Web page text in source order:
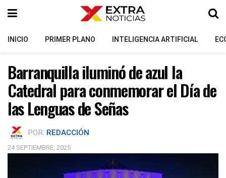
INICIO PRIMER PLANO INTELIGENCIA ARTIFICIAL
Barranquilla iluminó de azul la
Catedral para conmemorar el Día de
las Lenguas de Señas
POR: REDACCIÓN
24 SEPTIEMBRE, 2025